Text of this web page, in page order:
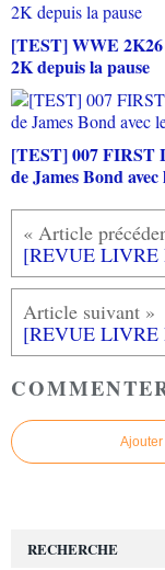
[TEST] WWE 2K26
2K depuis la pause
[TEST] 007 FIRST
de James Bond
RECHERCHE